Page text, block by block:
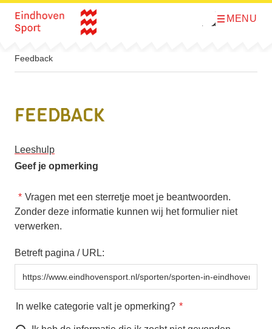
Direct naar de inhoud
O
n
MENU
Feedback
Feedback
Leeshulp
Geef je opmerking
Vragen met een sterretje moet je beantwoorden.
Zonder deze informatie kunnen wij het formulier niet
verwerken.
Betreft pagina / URL:
In welke categorie valt je opmerking?